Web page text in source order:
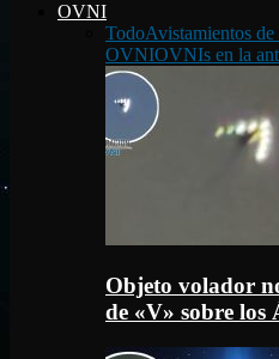
OVNI
TodoAvistamientos de
OVNIOVNIs en la
Objeto volador
de «V» sobre los